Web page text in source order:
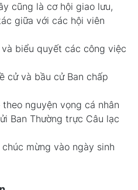
cũng là cơ hội giao lưu,
giữa với các hội viên
biểu quyết các công việc
cử và bầu cử Ban chấp
nguyện vọng cá nhân
Ban Thường trực Câu lạc
mừng vào ngày sinh